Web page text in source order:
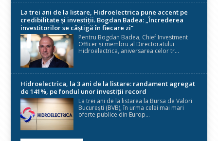
La trei ani de la listare, Hidroelectrica pune accent pe
credibilitate și investiții. Bogdan Badea: „Încrederea
investitorilor se câștigă în fiecare zi”
Pentru Bogdan Badea, Chief Investment
Officer și membru al Directoratului
Hidroelectrica, aniversarea celor tr...
Hidroelectrica, la 3 ani de la listare: randament agregat
de 141%, pe fondul unor investiții record
La trei ani de la listarea la Bursa de Valori
București (BVB), în urma celei mai mari
oferte publice din Europ...